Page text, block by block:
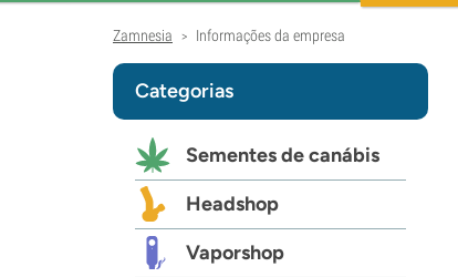
Zamnesia > Informações da empresa
Categorias
Sementes de canábis
Headshop
Vaporshop